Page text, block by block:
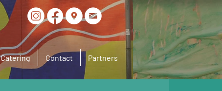
Catering Contact Partners